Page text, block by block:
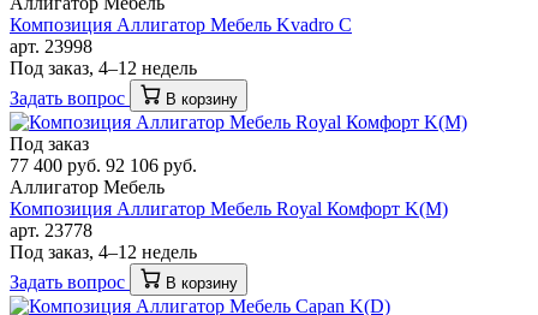
Композиция Аллигатор Мебель Kvadro C
арт. 23998
Под заказ, 4–12 недель
Задать вопрос
В корзину
Под заказ
77 400 руб. 92 106 руб.
Аллигатор Мебель
Композиция Аллигатор Мебель Royal Комфорт K(М)
арт. 23778
Под заказ, 4–12 недель
Задать вопрос
В корзину